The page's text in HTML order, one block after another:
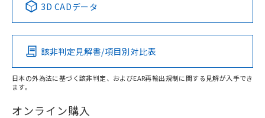
Pb Hg Cd Cr(VI)
O
在庫等で未対応品が混在する可能性があります。
この製品の規格認証/適合状況ページへ
その他の認証はこちらのページからご検索ください
3D CADデータ
該非判定見解書/項目別対比表
日本の外為法に基づく該非判定、およびEAR再輸出規制に関する見解が入手でき
ます。
オンライン購入